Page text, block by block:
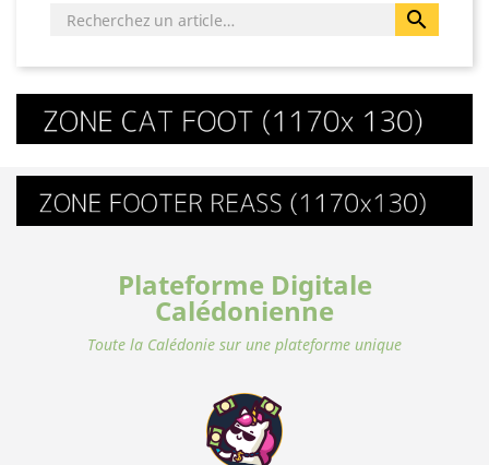

Plateforme Digitale
Calédonienne
Toute la Calédonie sur une plateforme unique